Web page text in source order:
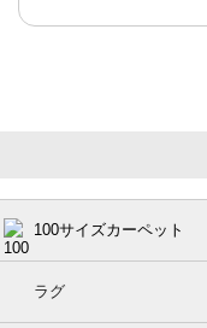
100サイズカーペット
ラグ